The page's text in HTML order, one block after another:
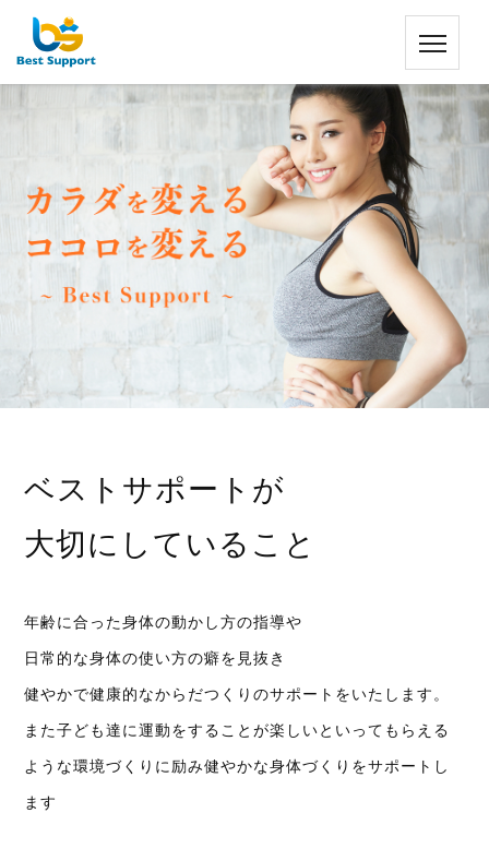
ベストサポートが
大切にしていること
年齢に合った身体の動かし方の指導や
日常的な身体の使い方の癖を見抜き
健やかで健康的なからだつくりのサポートをいたします。
また子ども達に運動をすることが楽しいといってもらえる
ような環境づくりに励み健やかな身体づくりをサポートし
ます